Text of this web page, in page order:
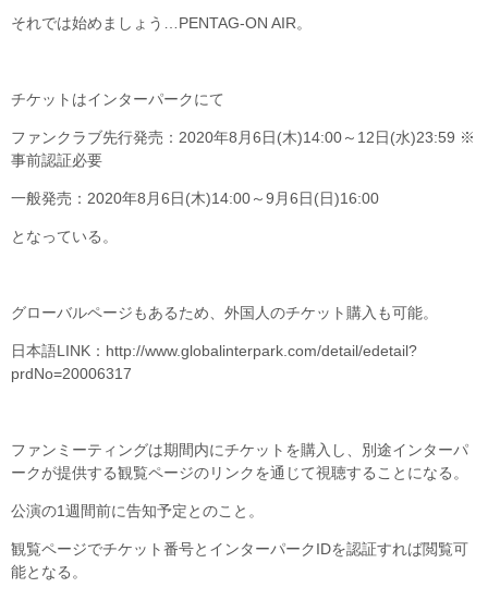
それでは始めましょう…PENTAG-ON AIR。
チケットはインターパークにて
ファンクラブ先行発売：2020年8月6日(木)14:00～12日(水)23:59 ※
事前認証必要
一般発売：2020年8月6日(木)14:00～9月6日(日)16:00
となっている。
グローバルページもあるため、外国人のチケット購入も可能。
日本語LINK： http://www.globalinterpark.com/detail/edetail?
prdNo=20006317
ファンミーティングは期間内にチケットを購入し、別途インターパ
ークが提供する観覧ページのリンクを通じて視聴することになる。
公演の1週間前に告知予定とのこと。
観覧ページでチケット番号とインターパークIDを認証すれば閲覧可
能となる。